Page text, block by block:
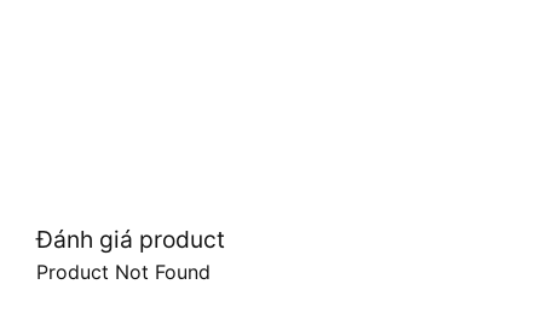
Đánh giá product
Product Not Found